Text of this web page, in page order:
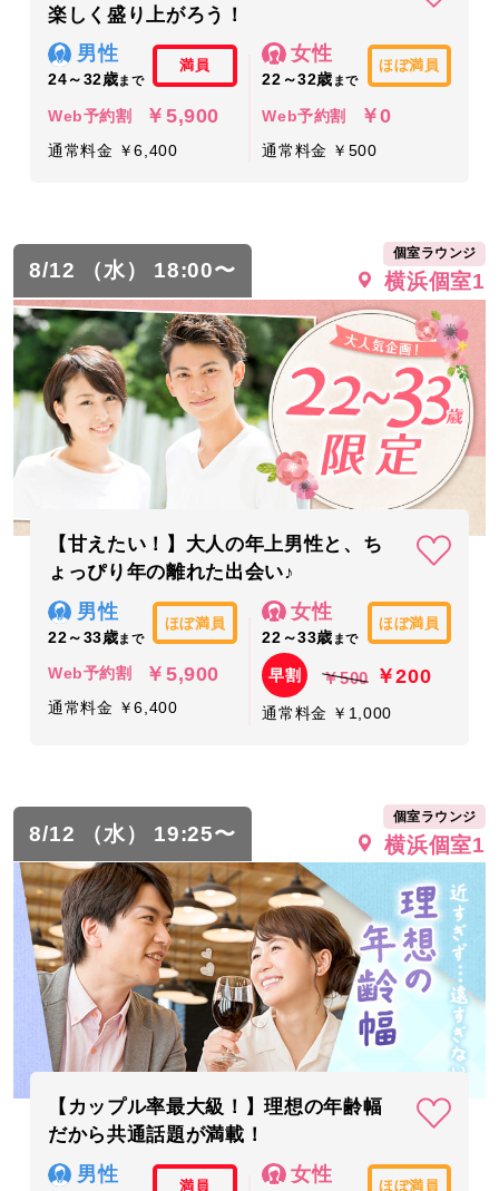
楽しく盛り上がろう！
男性
24～32歳まで
満員
Web予約割 ￥5,900
通常料金 ￥6,400
女性
22～32歳 まで
ほぼ満員
Web予約割 ￥0
通常料金 ￥500
8/12 （水） 18:00〜
個室ラウンジ
横浜個室1
【甘えたい！】大人の年上男性と、ち
ょっぴり年の離れた出会い♪
男性
22～33歳まで
ほぼ満員
Web予約割 ￥5,900
通常料金 ￥6,400
女性
22～33歳 まで
ほぼ満員
早割 ￥500 ￥200
通常料金 ￥1,000
8/12 （水） 19:25〜
個室ラウンジ
横浜個室1
【カップル率最大級！】理想の年齢幅
だから共通話題が満載！
男性
満員
女性
ほぼ満員